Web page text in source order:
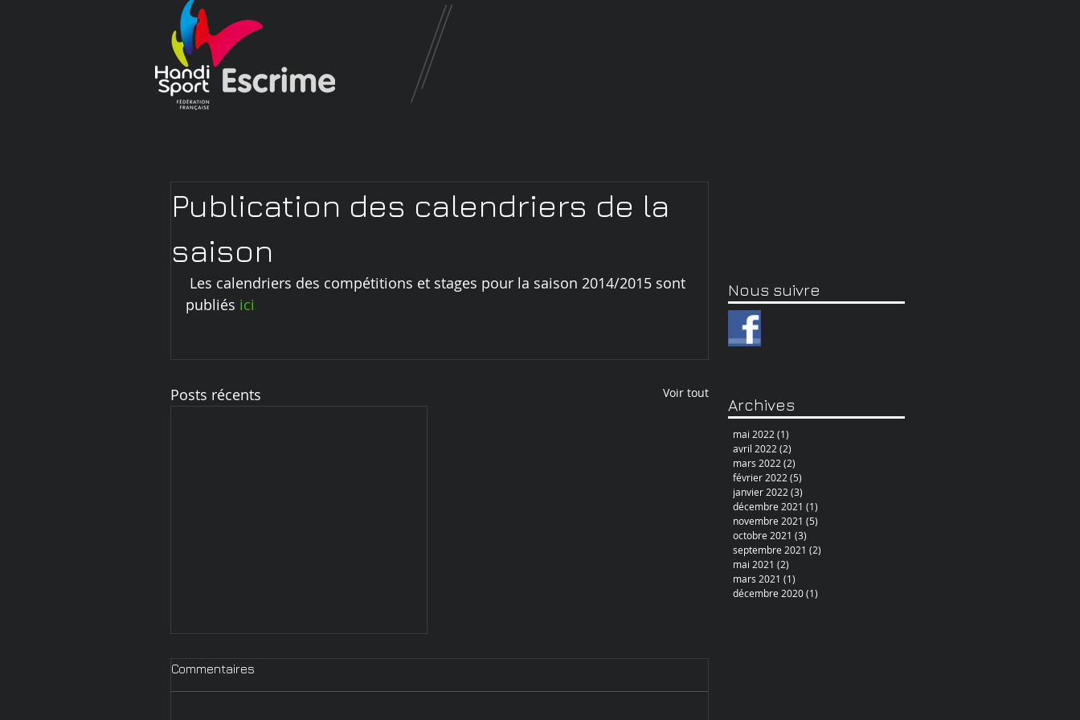
Publication des calendriers de la
saison
publiés ici
Posts récents Voir tout
Commentaires
Nous suivre
Archives
mai 2022 (1)
avril 2022 (2)
mars 2022 (2)
février 2022 (5)
janvier 2022 (3)
décembre 2021 (1)
novembre 2021 (5)
octobre 2021 (3)
septembre 2021 (2)
mai 2021 (2)
mars 2021 (1)
décembre 2020(1)